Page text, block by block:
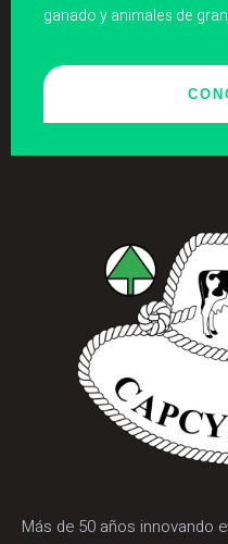
ganado y animales de
Más de 50 años innovando